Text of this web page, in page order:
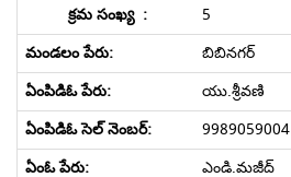
5
బిబినగర్
యు.శ్రీవణి
9989059004
ఎండి.మజీద్